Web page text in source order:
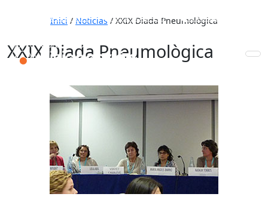
653 772 111 931 890 441 910 820 032
Inici / Noticias / XXIX Diada Pneumològica
XXIX Diada Pneumològica